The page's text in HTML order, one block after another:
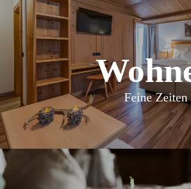
Feine Zeiten